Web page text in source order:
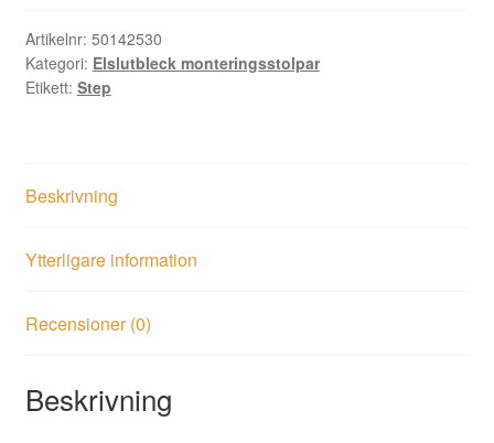
Artikelnr: 50142530
Kategori: Elslutbleck monteringsstolpar
Etikett: Step
Beskrivning
Ytterligare information
Recensioner (0)
Beskrivning